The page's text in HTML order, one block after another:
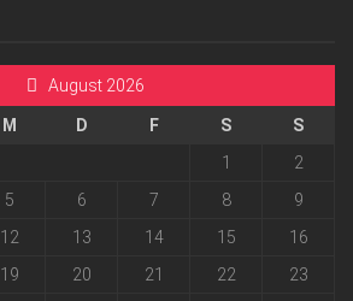
August 2026
M D F S
S
1
2
5 6 7 8
9
12 13 14 15
16
19 20 21 22
23